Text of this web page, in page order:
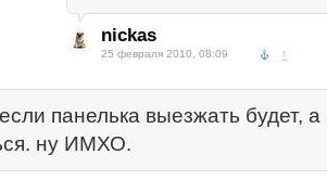
nickas
25 февраля 2010, 08:09 ↑
панелька выезжать будет, а
ну ИМХО.